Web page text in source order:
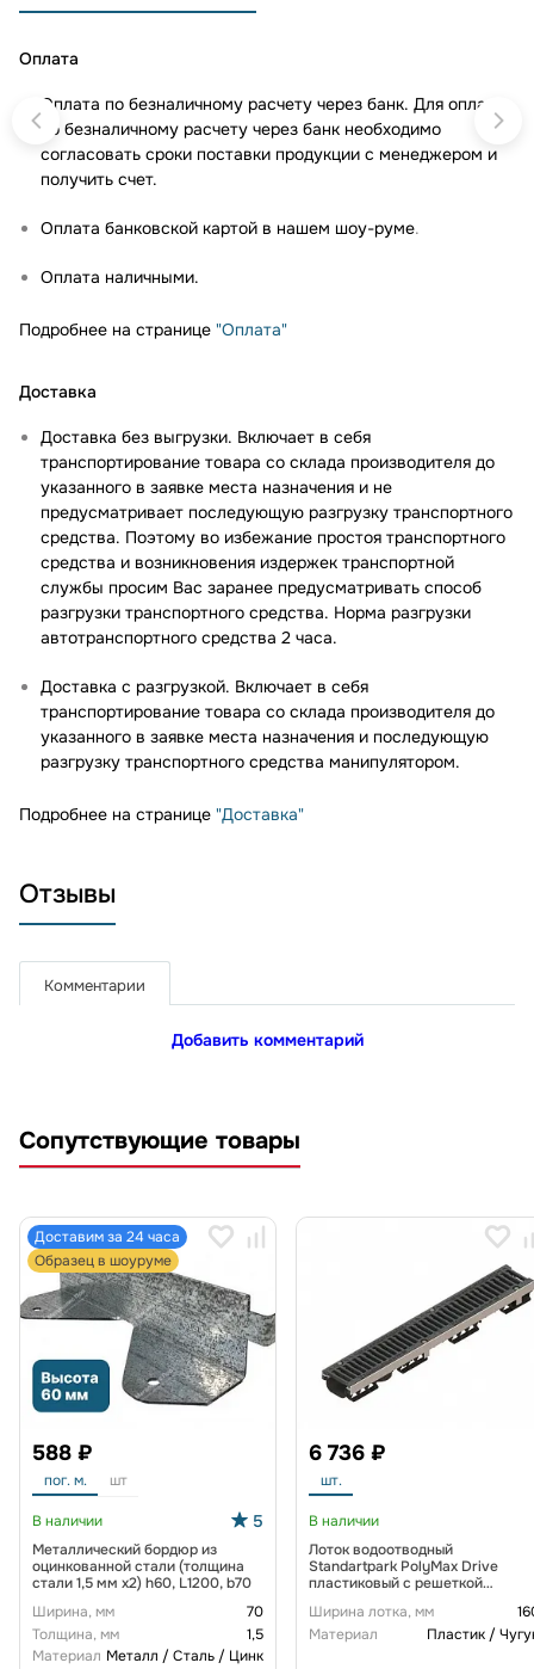
Оплата
Оплата по безналичному расчету через банк. Для оплаты
по безналичному расчету через банк необходимо
согласовать сроки поставки продукции с менеджером и
получить счет.
Оплата банковской картой в нашем шоу-руме.
Оплата наличными.
Подробнее на странице "Оплата"
Доставка
Доставка без выгрузки. Включает в себя
транспортирование товара со склада производителя до
указанного в заявке места назначения и не
предусматривает последующую разгрузку транспортного
средства. Поэтому во избежание простоя транспортного
средства и возникновения издержек транспортной
службы просим Вас заранее предусматривать способ
разгрузки транспортного средства. Норма разгрузки
автотранспортного средства 2 часа.
Доставка с разгрузкой. Включает в себя
транспортирование товара со склада производителя до
указанного в заявке места назначения и последующую
разгрузку транспортного средства манипулятором.
Подробнее на странице "Доставка"
Отзывы
Комментарии
Добавить комментарий
Сопутствующие товары
Доставим за 24 часа
Образец в шоуруме
588 ₽
пог. м. шт
В наличии 5
Металлический бордюр из
оцинкованной стали (толщина
стали 1,5 мм x2) h60, L1200, b70
Ширина, мм
70
Толщина, мм
1,5
Материал Металл / Сталь / Цинк
6 736 ₽
шт.
В наличии
Лоток водоотводный
Standartpark PolyMax Drive
пластиковый с решеткой
(комплект) 0805034-М
Ширина лотка, мм
Материал
Пластик /